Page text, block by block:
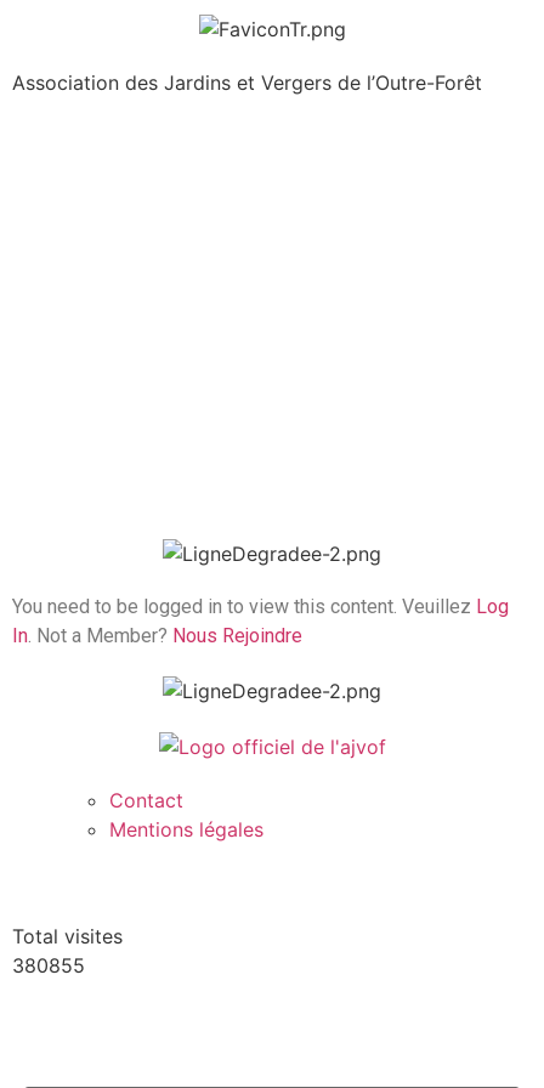
Association des Jardins et Vergers de l’Outre-Forêt
You need to be logged in to view this content. Veuillez Log
In . Not a Member? Nous Rejoindre
Contact
Mentions légales
Total visites
380855